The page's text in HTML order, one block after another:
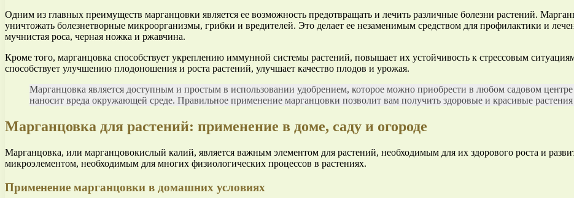
Одним из главных преимуществ марганцовки является ее возможность предотвращать и лечить различные болезни растений.
уничтожать болезнетворные микроорганизмы, грибки и вредителей. Это делает ее незаменимым средством для профилактики и
мучнистая роса, черная ножка и ржавчина.
Кроме того, марганцовка способствует укреплению иммунной системы растений, повышает их устойчивость к стрессовым
способствует улучшению плодоношения и роста растений, улучшает качество плодов и урожая.
Марганцовка является доступным и простым в использовании удобрением, которое можно приобрести в любом садовом
наносит вреда окружающей среде. Правильное применение марганцовки позволит вам получить здоровые и красивые
Марганцовка для растений: применение в доме, саду и огороде
Марганцовка, или марганцовокислый калий, является важным элементом для растений, необходимым для их здорового роста и
микроэлементом, необходимым для многих физиологических процессов в растениях.
Применение марганцовки в домашних условиях